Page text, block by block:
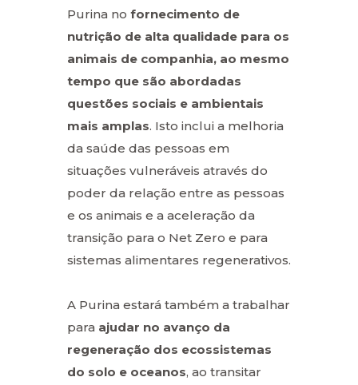
Purina no fornecimento de
nutrição de alta qualidade para os
animais de companhia, ao mesmo
tempo que são abordadas
questões sociais e ambientais
mais amplas. Isto inclui a melhoria
da saúde das pessoas em
situações vulneráveis através do
poder da relação entre as pessoas
e os animais e a aceleração da
transição para o Net Zero e para
sistemas alimentares regenerativos.
A Purina estará também a trabalhar
para ajudar no avanço da
regeneração dos ecossistemas
do solo e oceanos, ao transitar